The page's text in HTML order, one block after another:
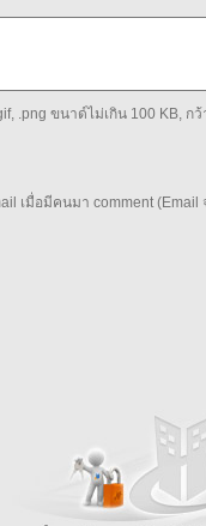
.png ขนาด์ไม่เกิน 100 KB, กว้
เมื่อมีคนมา comment (Email